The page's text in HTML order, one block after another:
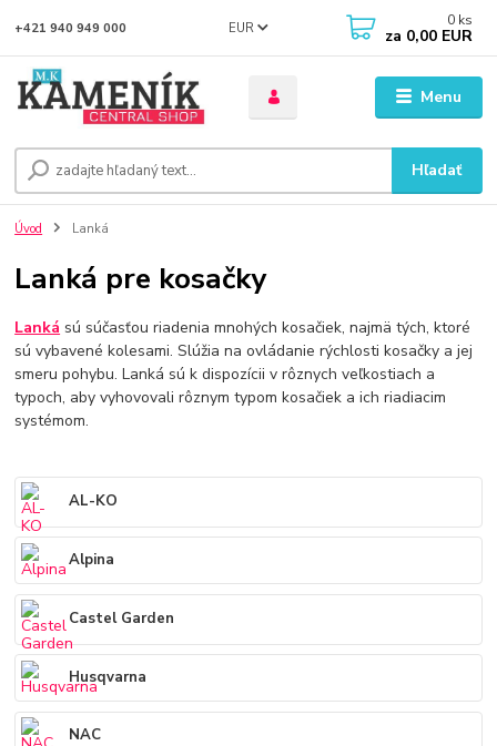
Menu
EUR
Hľadať
+421 940 949 000 0 ks
za 0,00 EUR
Úvod Lanká
Lanká pre kosačky
Lanká sú súčasťou riadenia mnohých kosačiek, najmä tých, ktoré
sú vybavené kolesami. Slúžia na ovládanie rýchlosti kosačky a jej
smeru pohybu. Lanká sú k dispozícii v rôznych veľkostiach a
typoch, aby vyhovovali rôznym typom kosačiek a ich riadiacim
systémom.
AL-KO
Alpina
Castel Garden
Husqvarna
NAC